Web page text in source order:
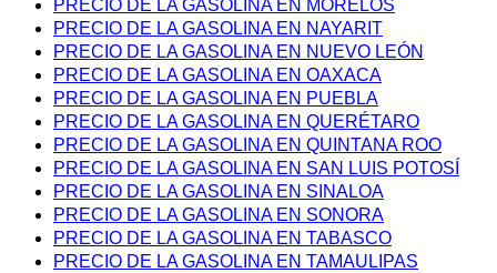
PRECIO DE LA GASOLINA EN MORELOS
PRECIO DE LA GASOLINA EN NAYARIT
PRECIO DE LA GASOLINA EN NUEVO LEÓN
PRECIO DE LA GASOLINA EN OAXACA
PRECIO DE LA GASOLINA EN PUEBLA
PRECIO DE LA GASOLINA EN QUERÉTARO
PRECIO DE LA GASOLINA EN QUINTANA ROO
PRECIO DE LA GASOLINA EN SAN LUIS POTOSÍ
PRECIO DE LA GASOLINA EN SINALOA
PRECIO DE LA GASOLINA EN SONORA
PRECIO DE LA GASOLINA EN TABASCO
PRECIO DE LA GASOLINA EN TAMAULIPAS